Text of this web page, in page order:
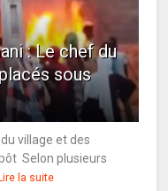
: Le chef du
sous
village et des
Selon plusieurs
la suite